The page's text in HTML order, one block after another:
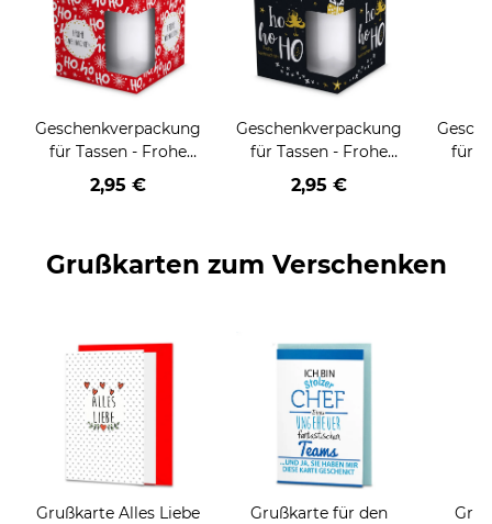
Geschenkverpackung
für Tassen - Frohe
Weihnachten - HO
HO HO - rot
2,95 €
Geschenkverpackung
für Tassen - Frohe
Weihnachten - HO
HO HO - schwarz
2,95 €
für
Grußkarten zum Verschenken
Grußkarte Alles Liebe
Grußkarte für den